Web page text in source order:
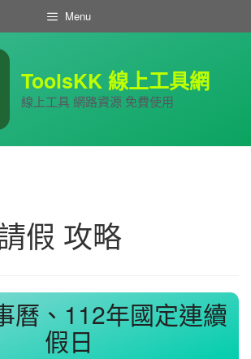
Menu
ToolsKK 線上工具網
線上工具 網路資源 免費使用
假 攻略
曆、112年國定連續
假日